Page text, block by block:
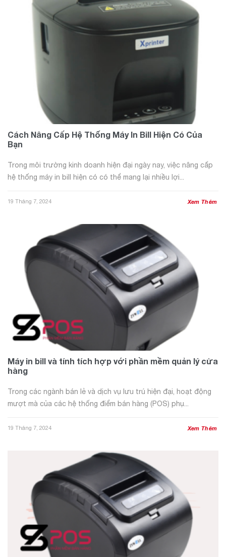
Cách Nâng Cấp Hệ Thống Máy In Bill Hiện Có Của
Bạn
19 Tháng 7, 2024
Trong môi trường kinh doanh hiện đại ngày nay, việc nâng cấp
hệ thống máy in bill hiện có có thể mang lại nhiều lợi...
Xem Thêm
Máy in bill và tính tích hợp với phần mềm quản lý cửa
hàng
19 Tháng 7, 2024
Trong các ngành bán lẻ và dịch vụ lưu trú hiện đại, hoạt động
mượt mà của các hệ thống điểm bán hàng (POS) phụ...
Xem Thêm